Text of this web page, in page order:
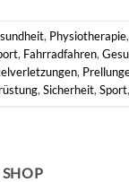
, Physiotherapie,
, Fahrradfahren,
,
, Sicherheit, Sport,